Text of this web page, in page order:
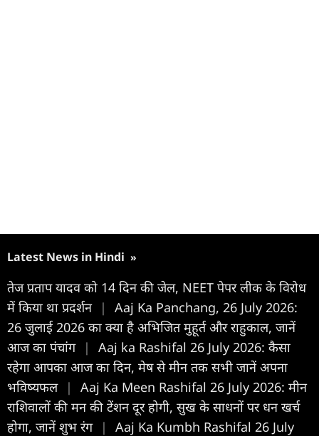
Latest News in Hindi »
तेज प्रताप यादव को 14 दिन की जेल, NEET पेपर लीक के विरोध
में किया था प्रदर्शन |
Aaj Ka Panchang, 26 July 2026:
26 जुलाई 2026 का क्या है अभिजित मुहूर्त और राहुकाल, जानें
आज का पंचांग |
Aaj ka Rashifal 26 July 2026: कैसा
रहेगा आपका आज का द‍िन, मेष से मीन तक सभी जानें अपना
भविष्यफल |
Aaj Ka Meen Rashifal 26 July 2026: मीन
राशिवालों की मन की टेंशन दूर होगी, सुख के साधनों पर धन खर्च
होगा, जानें शुभ रंग |
Aaj Ka Kumbh Rashifal 26 July